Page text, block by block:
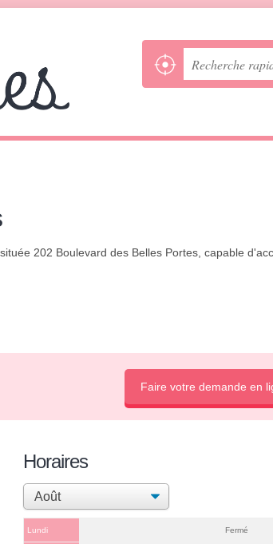
202 Boulevard des Belles Portes, capable
Faire votre demande en
Horaires
Lundi Fermé